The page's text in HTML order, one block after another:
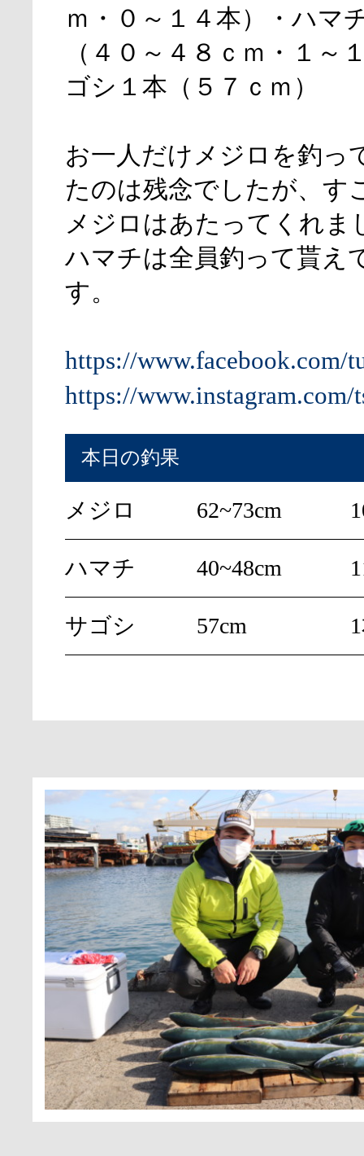
ｍ・０～１４本）・ハマ
（４０～４８ｃｍ・１～
ゴシ１本（５７ｃｍ）
お一人だけメジロを釣っ
たのは残念でしたが、す
メジロはあたってくれま
ハマチは全員釣って貰え
す。
https://www.facebook.com/
https://www.instagram.com/
本日の釣果
メジロ 62~73cm
ハマチ 40~48cm
サゴシ 57cm